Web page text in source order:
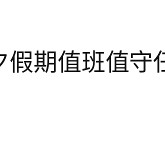
期值班值守